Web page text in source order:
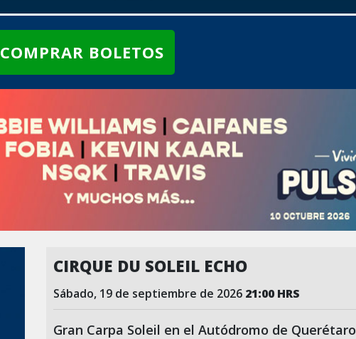
COMPRAR BOLETOS
CIRQUE DU SOLEIL ECHO
sábado, 19 de septiembre de 2026 21:00 HRS
Gran Carpa Soleil en el Autódromo de Querétaro